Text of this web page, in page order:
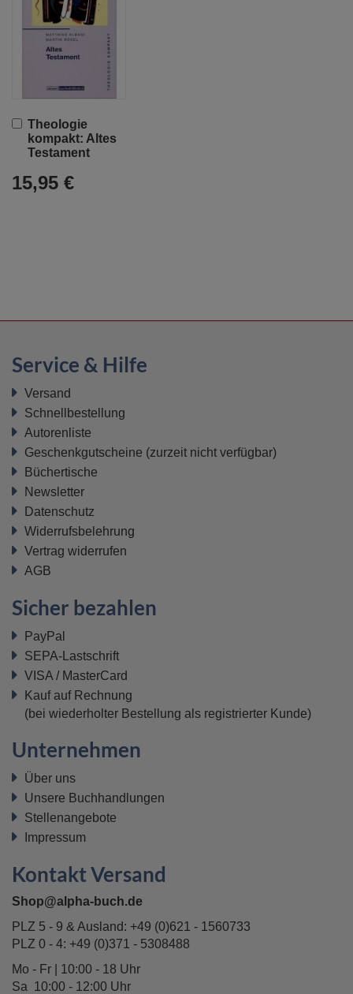
Theologie
kompakt: Altes
Testament
15,95 €
In
den
Warenkorb
Service & Hilfe
Versand
Schnellbestellung
Autorenliste
Geschenkgutscheine (zurzeit nicht verfügbar)
Büchertische
Newsletter
Datenschutz
Widerrufsbelehrung
Vertrag widerrufen
AGB
Sicher bezahlen
PayPal
SEPA-Lastschrift
VISA / MasterCard
Kauf auf Rechnung
(bei wiederholter Bestellung als registrierter Kunde)
Unternehmen
Über uns
Unsere Buchhandlungen
Stellenangebote
Impressum
Kontakt Versand
Shop@alpha-buch.de
PLZ 5 - 9 & Ausland: +49 (0)621 - 1560733
PLZ 0 - 4: +49 (0)371 - 5308488
Mo - Fr | 10:00 - 18 Uhr
Sa 10:00 - 12:00 Uhr